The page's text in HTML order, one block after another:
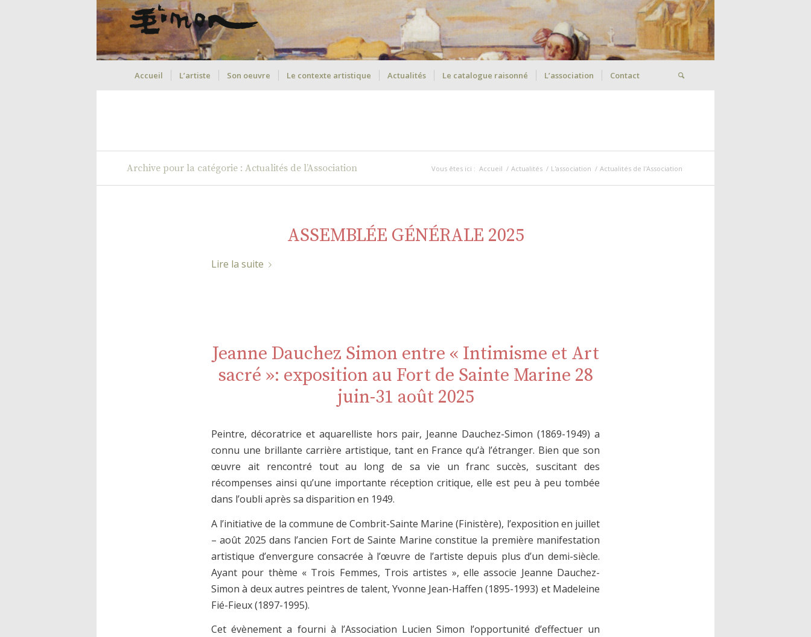
Accueil L’artiste Son oeuvre Le contexte artistique Actualités Le catalogue raisonné L’association Contact
Archive pour la catégorie : Actualités de l’Association Vous êtes ici : Accueil / Actualités / L'association / Actualités de l'Association
ASSEMBLÉE GÉNÉRALE 2025
Lire la suite
Jeanne Dauchez Simon entre « Intimisme et Art
sacré »: exposition au Fort de Sainte Marine 28
juin-31 août 2025
Peintre, décoratrice et aquarelliste hors pair, Jeanne Dauchez-Simon (1869-1949) a
connu une brillante carrière artistique, tant en France qu’à l’étranger. Bien que son
œuvre ait rencontré tout au long de sa vie un franc succès, suscitant des
récompenses ainsi qu’une importante réception critique, elle est peu à peu tombée
dans l’oubli après sa disparition en 1949.
A l’initiative de la commune de Combrit-Sainte Marine (Finistère), l’exposition en juillet
– août 2025 dans l’ancien Fort de Sainte Marine constitue la première manifestation
artistique d’envergure consacrée à l’œuvre de l’artiste depuis plus d’un demi-siècle.
Ayant pour thème « Trois Femmes, Trois artistes », elle associe Jeanne Dauchez-
Simon à deux autres peintres de talent, Yvonne Jean-Haffen (1895-1993) et Madeleine
Fié-Fieux (1897-1995).
Cet évènement a fourni à l’Association Lucien Simon l’opportunité d’effectuer un